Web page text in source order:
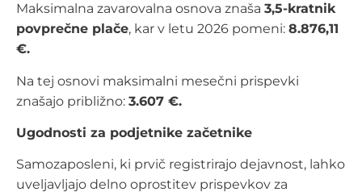
Maksimalna zavarovalna osnova znaša 3,5-kratnik
povprečne plače, kar v letu 2026 pomeni: 8.876,11
€.
Na tej osnovi maksimalni mesečni prispevki
znašajo približno: 3.607 €.
Ugodnosti za podjetnike začetnike
Samozaposleni, ki prvič registrirajo dejavnost, lahko
uveljavljajo delno oprostitev prispevkov za